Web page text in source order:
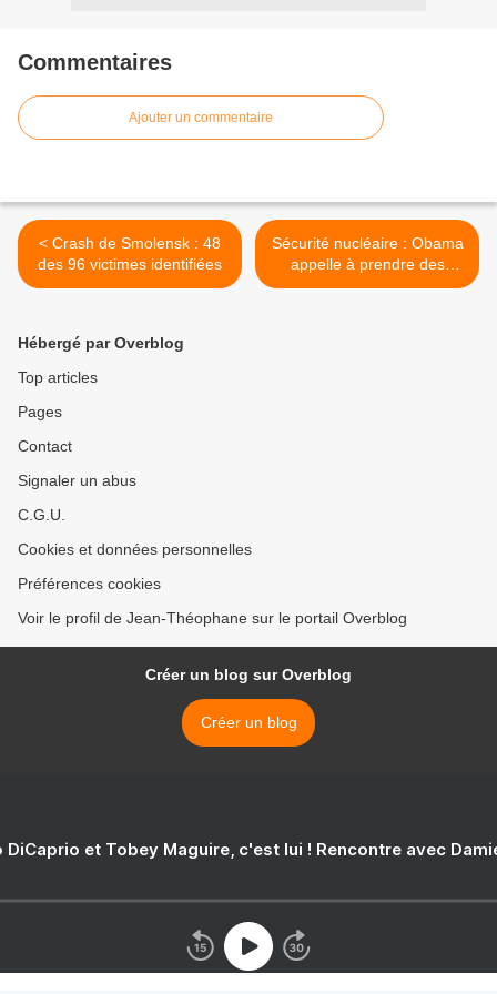
Commentaires
Ajouter un commentaire
< Crash de Smolensk : 48
des 96 victimes identifiées
Sécurité nucléaire : Obama
appelle à prendre des
mesures concrètes >
Hébergé par Overblog
Top articles
Pages
Contact
Signaler un abus
C.G.U.
Cookies et données personnelles
Préférences cookies
Voir le profil de Jean-Théophane sur le portail Overblog
Créer un blog sur Overblog
Créer un blog
DiCaprio et Tobey Maguire, c'est lui ! Rencontre avec